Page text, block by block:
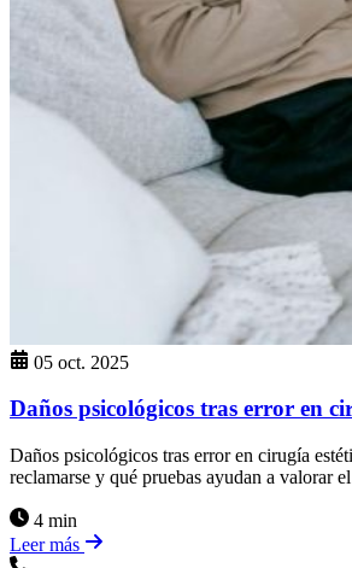
05 oct. 2025
Daños psicológicos tras error en
Daños psicológicos tras error en cirugía
reclamarse y qué pruebas ayudan a valorar
4 min
Leer más